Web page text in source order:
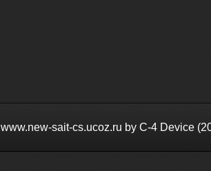
www.new-sait-cs.ucoz.ru by С-4 Device